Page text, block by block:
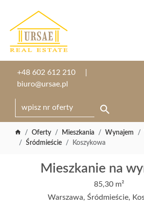
+48 602 612 210
biuro@ursae.pl
Oferty Mieszkania Wynajem
Śródmieście
Koszykowa
Mieszkanie na
85,30 m²
Warszawa, Śródmieście,